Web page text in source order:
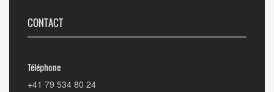
CONTACT
Téléphone
+41 79 534 80 24